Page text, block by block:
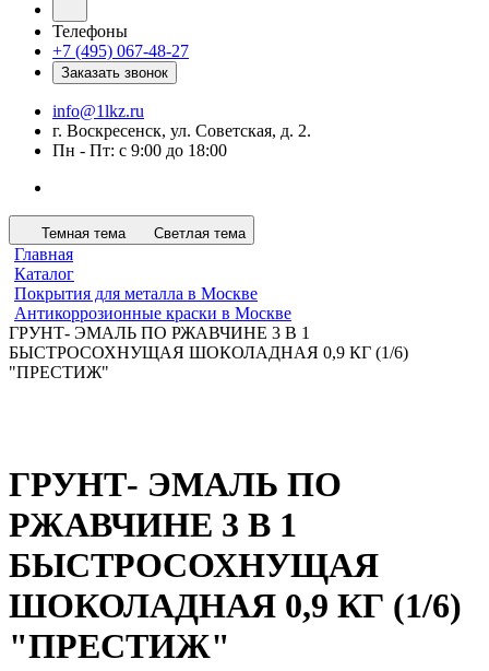
Телефоны
+7 (495) 067-48-27
Заказать звонок
info@1lkz.ru
г. Воскресенск, ул. Советская, д. 2.
Пн - Пт: с 9:00 до 18:00
Темная тема Светлая тема
Главная
Каталог
Покрытия для металла в Москве
Антикоррозионные краски в Москве
ГРУНТ- ЭМАЛЬ ПО РЖАВЧИНЕ 3 В 1
БЫСТРОСОХНУЩАЯ ШОКОЛАДНАЯ 0,9 КГ (1/6)
"ПРЕСТИЖ"
ГРУНТ- ЭМАЛЬ ПО
РЖАВЧИНЕ 3 В 1
БЫСТРОСОХНУЩАЯ
ШОКОЛАДНАЯ 0,9 КГ (1/6)
"ПРЕСТИЖ"